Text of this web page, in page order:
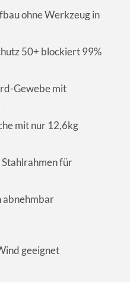
ohne Werkzeug in
50+ blockiert 99%
Gewebe mit
mit nur 12,6kg
für
abnehmbar
geeignet